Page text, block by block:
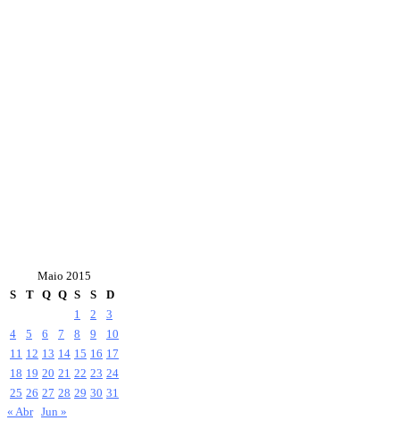
Maio 2015
S
T Q Q S S
D
1
2
3
4
5 6 7 8 9
10
11 12 13 14 15 16 17
18 19 20 21 22 23 24
25 26 27 28 29 30 31
« Abr Jun »